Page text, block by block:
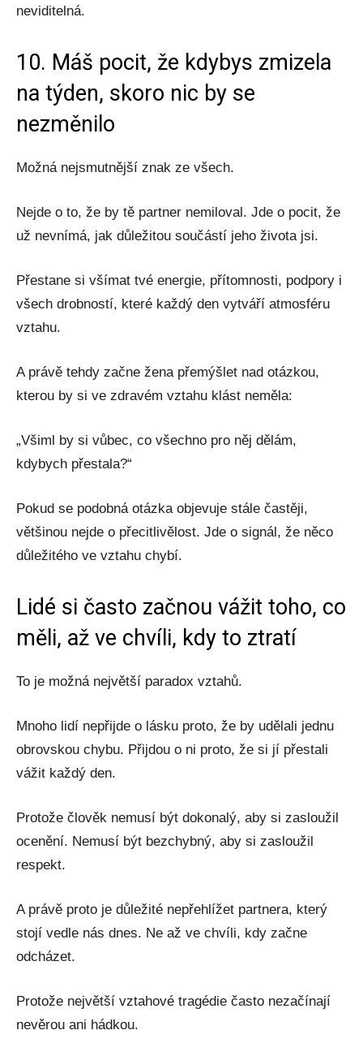
neviditelná.
10. Máš pocit, že kdybys zmizela
na týden, skoro nic by se
nezměnilo
Možná nejsmutnější znak ze všech.
Nejde o to, že by tě partner nemiloval. Jde o pocit, že
už nevnímá, jak důležitou součástí jeho života jsi.
Přestane si všímat tvé energie, přítomnosti, podpory i
všech drobností, které každý den vytváří atmosféru
vztahu.
A právě tehdy začne žena přemýšlet nad otázkou,
kterou by si ve zdravém vztahu klást neměla:
„Všiml by si vůbec, co všechno pro něj dělám,
kdybych přestala?“
Pokud se podobná otázka objevuje stále častěji,
většinou nejde o přecitlivělost. Jde o signál, že něco
důležitého ve vztahu chybí.
Lidé si často začnou vážit toho, co
měli, až ve chvíli, kdy to ztratí
To je možná největší paradox vztahů.
Mnoho lidí nepřijde o lásku proto, že by udělali jednu
obrovskou chybu. Přijdou o ni proto, že si jí přestali
vážit každý den.
Protože člověk nemusí být dokonalý, aby si zasloužil
ocenění. Nemusí být bezchybný, aby si zasloužil
respekt.
A právě proto je důležité nepřehlížet partnera, který
stojí vedle nás dnes. Ne až ve chvíli, kdy začne
odcházet.
Protože největší vztahové tragédie často nezačínají
nevěrou ani hádkou.